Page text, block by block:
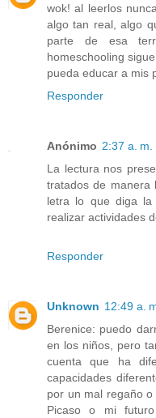
wok! al leerlos
algo tan real, algo
parte de esa
homeschooling
pueda educar a mis
Responder
Anónimo 2:37 a. m.
La lectura nos
tratados de manera
letra lo que diga la
realizar actividades
Responder
Unknown 12:49 a.
Berenice: puedo
en los niños, pero
cuenta que ha
capacidades
por un mal regaño
Picaso o mi